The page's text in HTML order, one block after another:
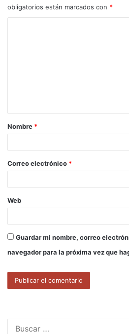
obligatorios están marcados con *
a
r
*
Nombre *
Correo electrónico *
Web
Guardar mi nombre, correo
navegador para la próxima vez que